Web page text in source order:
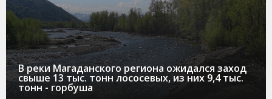
В реки Магаданского региона ожидался заход
свыше 13 тыс. тонн лососевых, из них 9,4 тыс.
тонн - горбуша